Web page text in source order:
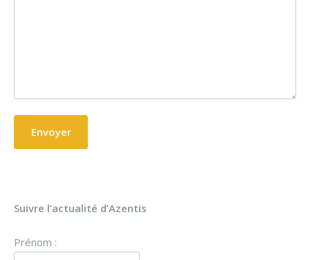
Suivre l’actualité d’Azentis
Prénom :